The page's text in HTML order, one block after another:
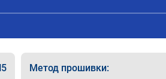
Метод прошивки: